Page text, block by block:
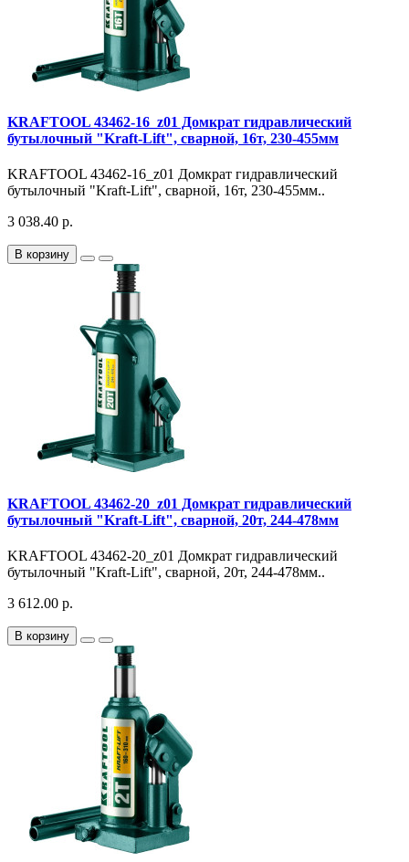
KRAFTOOL 43462-16_z01 Домкрат гидравлический
бутылочный "Kraft-Lift", сварной, 16т, 230-455мм
KRAFTOOL 43462-16_z01 Домкрат гидравлический
бутылочный "Kraft-Lift", сварной, 16т, 230-455мм..
3 038.40 р.
В корзину
KRAFTOOL 43462-20_z01 Домкрат гидравлический
бутылочный "Kraft-Lift", сварной, 20т, 244-478мм
KRAFTOOL 43462-20_z01 Домкрат гидравлический
бутылочный "Kraft-Lift", сварной, 20т, 244-478мм..
3 612.00 р.
В корзину